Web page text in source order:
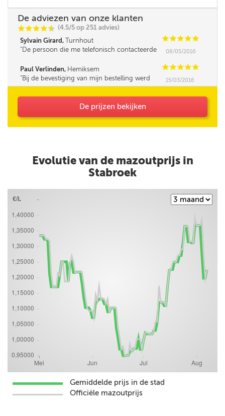
De adviezen van onze klanten
CCCCi
@ (4.5/5 op 251 advies)
Sylvain Girard, Turnhout CCCCC
De persoon die me telefonisch contacteerde
leek me. Verder was de service super!
08/05/2016
Paul Verlinden, Hemiksem CCCCC
Bij de bevestiging van mijn bestelling werd
mijn opmerking (Korting HNN personeel) niet
15/03/2016
De prijzen bekijken
Evolutie van de mazoutprijs in
Stabroek
Gemiddelde prijs in de stad
Officiële mazoutprijs